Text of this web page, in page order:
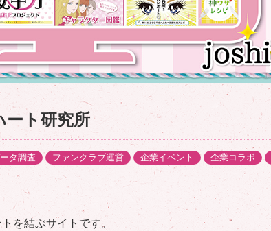
ト研究所
タ調査 ファンクラブ運営 企業イベント 企業コラボ
を結ぶサイトです。